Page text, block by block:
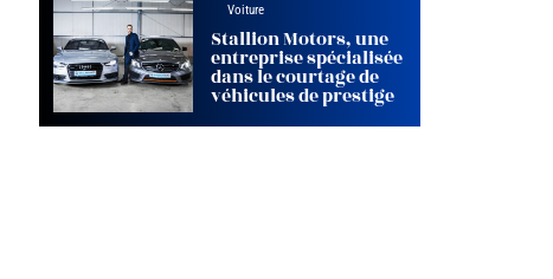
Voiture
Stallion Motors, une
entreprise spécialisée
dans le courtage de
véhicules de prestige